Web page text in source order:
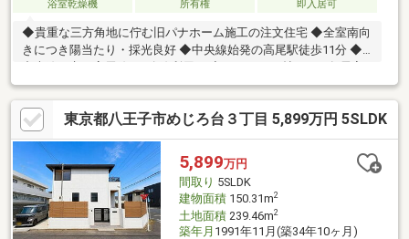
浴室乾燥機
所有権 即入居可
◆貴重な三方角地に佇む旧パナホーム施工の注文住宅 ◆全室南向
きにつき陽当たり・採光良好 ◆中央線始発の高尾駅徒歩11分 ◆
帖超
東京都八王子市めじろ台３丁目 5,899万円 5SLDK
5,899万円
間取り 5SLDK
建物面積150.31m2
土地面積239.46m2
築年月 1991年11月(築34年10ヶ月)